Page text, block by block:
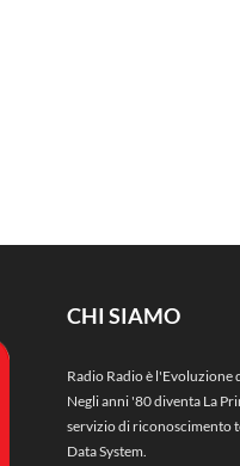
CHI SIAMO
Radio Radio è l'Evoluzione
Negli anni '80 diventa La
servizio di riconoscimento
Data System.